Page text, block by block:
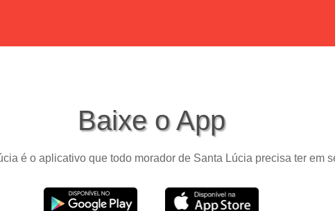
Baixe o App
é o aplicativo que todo morador de Santa Lúcia precisa ter em